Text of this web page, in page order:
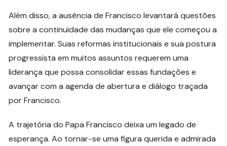
Além disso, a ausência de Francisco levantará questões
sobre a continuidade das mudanças que ele começou a
implementar. Suas reformas institucionais e sua postura
progressista em muitos assuntos requerem uma
liderança que possa consolidar essas fundações e
avançar com a agenda de abertura e diálogo traçada
por Francisco.
A trajetória do Papa Francisco deixa um legado de
esperança. Ao tornar-se uma figura querida e admirada